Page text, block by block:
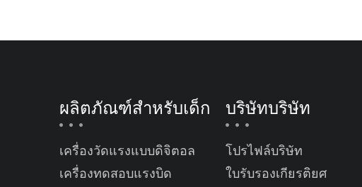
ผลิตภัณฑ์สำหรับเด็ก
เครื่องวัดแรงแบบดิจิตอล
เครื่องทดสอบแรงบิด
บริษัทบริษัท
โปรไฟล์บริษัท
ใบรับรองเกียรติยศ